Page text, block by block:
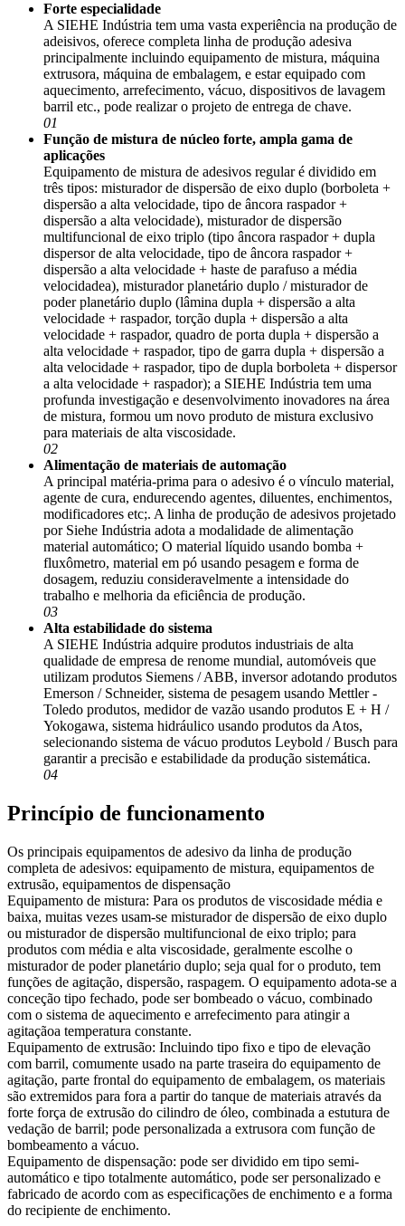
Forte especialidade
A SIEHE Indústria tem uma vasta experiência na produção de
adeisivos, oferece completa linha de produção adesiva
principalmente incluindo equipamento de mistura, máquina
extrusora, máquina de embalagem, e estar equipado com
aquecimento, arrefecimento, vácuo, dispositivos de lavagem
barril etc., pode realizar o projeto de entrega de chave.
01
Função de mistura de núcleo forte, ampla gama de
aplicações
Equipamento de mistura de adesivos regular é dividido em
três tipos: misturador de dispersão de eixo duplo (borboleta +
dispersão a alta velocidade, tipo de âncora raspador +
dispersão a alta velocidade), misturador de dispersão
multifuncional de eixo triplo (tipo âncora raspador + dupla
dispersor de alta velocidade, tipo de âncora raspador +
dispersão a alta velocidade + haste de parafuso a média
velocidadea), misturador planetário duplo / misturador de
poder planetário duplo (lâmina dupla + dispersão a alta
velocidade + raspador, torção dupla + dispersão a alta
velocidade + raspador, quadro de porta dupla + dispersão a
alta velocidade + raspador, tipo de garra dupla + dispersão a
alta velocidade + raspador, tipo de dupla borboleta + dispersor
a alta velocidade + raspador); a SIEHE Indústria tem uma
profunda investigação e desenvolvimento inovadores na área
de mistura, formou um novo produto de mistura exclusivo
para materiais de alta viscosidade.
02
Alimentação de materiais de automação
A principal matéria-prima para o adesivo é o vínculo material,
agente de cura, endurecendo agentes, diluentes, enchimentos,
modificadores etc;. A linha de produção de adesivos projetado
por Siehe Indústria adota a modalidade de alimentação
material automático; O material líquido usando bomba +
fluxômetro, material em pó usando pesagem e forma de
dosagem, reduziu consideravelmente a intensidade do
trabalho e melhoria da eficiência de produção.
03
Alta estabilidade do sistema
A SIEHE Indústria adquire produtos industriais de alta
qualidade de empresa de renome mundial, automóveis que
utilizam produtos Siemens / ABB, inversor adotando produtos
Emerson / Schneider, sistema de pesagem usando Mettler -
Toledo produtos, medidor de vazão usando produtos E + H /
Yokogawa, sistema hidráulico usando produtos da Atos,
selecionando sistema de vácuo produtos Leybold / Busch para
garantir a precisão e estabilidade da produção sistemática.
04
Princípio de funcionamento
Os principais equipamentos de adesivo da linha de produção
completa de adesivos: equipamento de mistura, equipamentos de
extrusão, equipamentos de dispensação
Equipamento de mistura: Para os produtos de viscosidade média e
baixa, muitas vezes usam-se misturador de dispersão de eixo duplo
ou misturador de dispersão multifuncional de eixo triplo; para
produtos com média e alta viscosidade, geralmente escolhe o
misturador de poder planetário duplo; seja qual for o produto, tem
funções de agitação, dispersão, raspagem. O equipamento adota-se a
conceção tipo fechado, pode ser bombeado o vácuo, combinado
com o sistema de aquecimento e arrefecimento para atingir a
agitaçãoa temperatura constante.
Equipamento de extrusão: Incluindo tipo fixo e tipo de elevação
com barril, comumente usado na parte traseira do equipamento de
agitação, parte frontal do equipamento de embalagem, os materiais
são extremidos para fora a partir do tanque de materiais através da
forte força de extrusão do cilindro de óleo, combinada a estutura de
vedação de barril; pode personalizada a extrusora com função de
bombeamento a vácuo.
Equipamento de dispensação: pode ser dividido em tipo semi-
automático e tipo totalmente automático, pode ser personalizado e
fabricado de acordo com as especificações de enchimento e a forma
do recipiente de enchimento.